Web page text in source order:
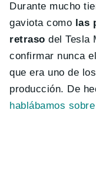
Durante mucho
gaviota como las
retraso del Tesla
confirmar nunca
que era uno de
producción. De
hablábamos